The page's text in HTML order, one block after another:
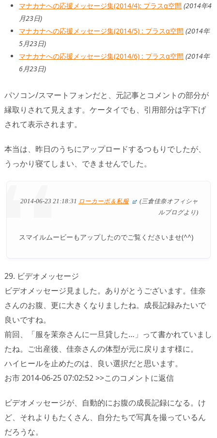
マナカナへの応援メッセージ集(2014/4): プラスα空間 (2014年4
月23日)
マナカナへの応援メッセージ集(2014/5) : プラスα空間 (2014年
5月23日)
マナカナへの応援メッセージ集(2014/6) : プラスα空間 (2014年
6月23日)
パソコン/スマートフォンだと、元記事とコメントの部分が
縁取りされて見えます。ケータイでも、引用部分は字下げ
されて表示されます。
本当は、昨日のうちにアップロードするつもりでしたが、
うっかり寝てしまい、できませんでした。
2014-06-23 21:18:31 ローカーボ＆私服
(三倉佳奈オフィシャ
ルブログより)
スマイルムービーもアップしたのでご覧くださいませ(^^)
29. ビデオメッセージ
ビデオメッセージ見ました。ありがとうございます。佳奈
さんのお腹、更に大きくなりましたね。成長記録みたいで
良いですね。
前回、「服を茉奈さんに一旦貸した…」って書かれていまし
たね。ご出産後、佳奈さんの体型が元に戻ります様に。
ハイヒールを止めたのは、良い選択だと思います。
お市 2014-06-25 07:02:52 >>このコメントに返信
ビデオメッセージが、自動的にお腹の成長記録になる。け
ど、それよりもたくさん、自分たちで写真を撮っているん
だろうな。